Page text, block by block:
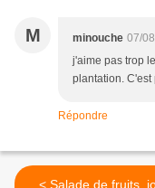
M minouche 07/
j'aime pas trop
plantation. C'est
Répondre
< Salade de fruits, jolie,